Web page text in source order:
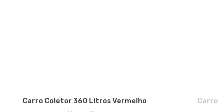
Carro Coletor 360 Litros Vermelho